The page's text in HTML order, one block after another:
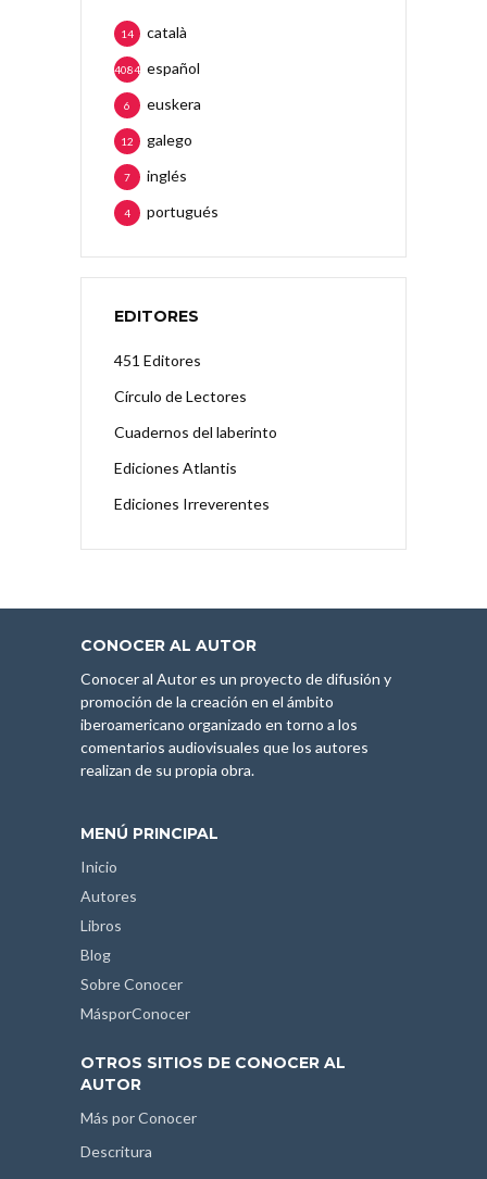
català
14
español
4084
euskera
6
galego
12
inglés
7
portugués
4
EDITORES
451 Editores
Círculo de Lectores
Cuadernos del laberinto
Ediciones Atlantis
Ediciones Irreverentes
CONOCER AL AUTOR
Conocer al Autor es un proyecto de difusión y
promoción de la creación en el ámbito
iberoamericano organizado en torno a los
comentarios audiovisuales que los autores
realizan de su propia obra.
MENÚ PRINCIPAL
Inicio
Autores
Libros
Blog
Sobre Conocer
MásporConocer
OTROS SITIOS DE CONOCER AL
AUTOR
Más por Conocer
Descritura